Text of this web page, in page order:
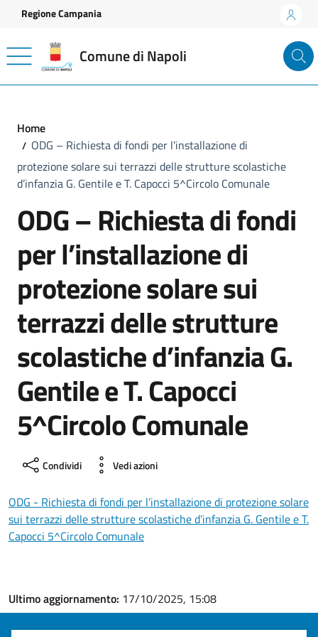
Vai ai contenuti
Vai al footer
Regione Campania
Comune di Napoli
Home
ODG – Richiesta di fondi per l’installazione di
protezione solare sui terrazzi delle strutture scolastiche
d’infanzia G. Gentile e T. Capocci 5^Circolo Comunale
ODG – Richiesta di fondi
per l’installazione di
protezione solare sui
terrazzi delle strutture
scolastiche d’infanzia G.
Gentile e T. Capocci
5^Circolo Comunale
Condividi Vedi azioni
ODG - Richiesta di fondi per l’installazione di protezione solare
sui terrazzi delle strutture scolastiche d’infanzia G. Gentile e T.
Capocci 5^Circolo Comunale
Ultimo aggiornamento: 17/10/2025, 15:08